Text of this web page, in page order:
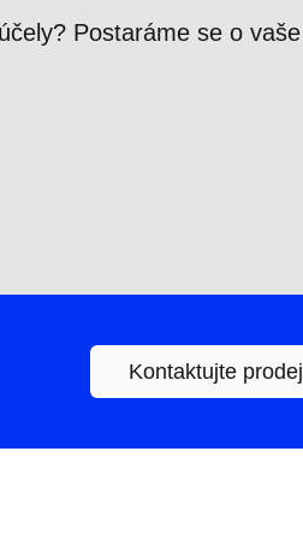
Postaráme se o vaše
Kontaktujte prodej